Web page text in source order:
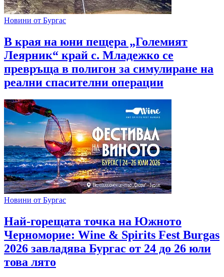
Новини от Бургас
В края на юни пещера „Големият
Леярник“ край с. Младежко се
превръща в полигон за симулиране на
реални спасителни операции
Новини от Бургас
Най-горещата точка на Южното
Черноморие: Wine & Spirits Fest Burgas
2026 завладява Бургас от 24 до 26 юли
това лято